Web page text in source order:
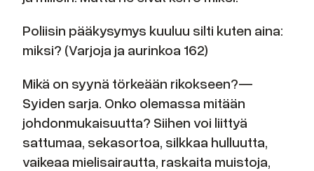
Poliisin pääkysymys kuuluu silti kuten aina:
miksi? (Varjoja ja aurinkoa 162)
Mikä on syynä törkeään rikokseen?—
Syiden sarja. Onko olemassa mitään
johdonmukaisuutta? Siihen voi liittyä
sattumaa, sekasortoa, silkkaa hulluutta,
vaikeaa mielisairautta, raskaita muistoja,